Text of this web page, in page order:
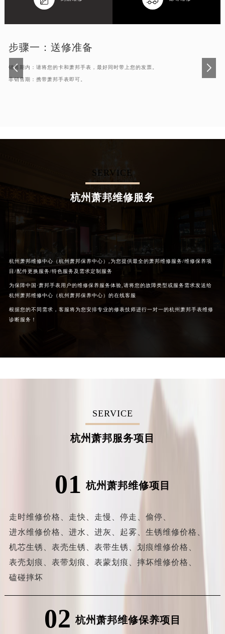
步骤一： 送修准备
销售期内：请将您的卡和萧邦手表，最好同时带上您的发票。
非销售期：携带萧邦手表即可。
SERVICE
杭州萧邦维修服务
杭州萧邦维修中心（杭州萧邦保养中心）,为您提供最全的萧邦维修服务/维修保养项
目/配件更换服务/特色服务及需求定制服务
为保障中国·萧邦手表用户的维修保养服务体验,请将您的故障类型或服务需求发送给
杭州萧邦维修中心（杭州萧邦保养中心）的在线客服
根据您的不同需求，客服将为您安排专业的修表技师进行一对一的杭州萧邦手表维修
诊断服务！
SERVICE
杭州萧邦服务项目
01 杭州萧邦维修项目
走时维修价格、 走快、 走慢、 停走、 偷停、
进水维修价格、 进水、 进灰、 起雾、 生锈维修价格、
机芯生锈、 表壳生锈、 表带生锈、 划痕维修价格、
表壳划痕、 表带划痕、 表蒙划痕、 摔坏维修价格、
磕碰摔坏
02 杭州萧邦维修保养项目